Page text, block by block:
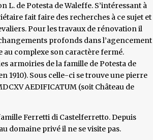
L. de Potesta de Waleffe. S’intéressant à
fait faire des recherches à ce sujet et
Pour les travaux de rénovation il
profonds dans l’agencement
au complexe son caractère fermé.
armoiries de la famille de Potesta de
1910). Sous celle-ci se trouve une pierre
AEDIFICATUM (soit Château de
Ferretti di Castelferretto. Depuis
domaine privé il ne se visite pas.